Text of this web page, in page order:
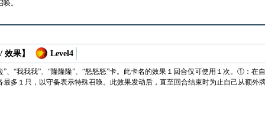
。
效果】 Level4
”、“我我我”、“隆隆隆”、“怒怒怒”卡。此卡名的效果１回合仅可使用１次。①：在
最多１只，以守备表示特殊召唤。此效果发动后，直至回合结束时为止自己从额外